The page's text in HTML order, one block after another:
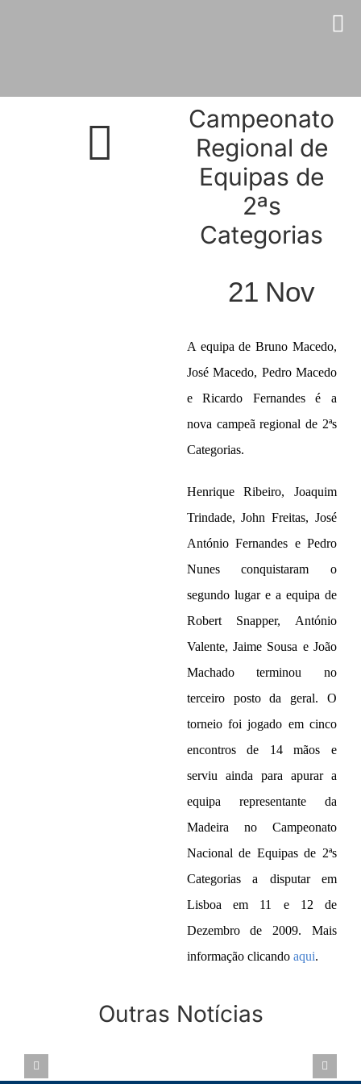
Campeonato
Regional de
Equipas de
2ªs
Categorias
21 Nov
A equipa de Bruno Macedo,
José Macedo, Pedro Macedo
e Ricardo Fernandes é a
nova campeã regional de 2ªs
Categorias.
Henrique Ribeiro, Joaquim
Trindade, John Freitas, José
António Fernandes e Pedro
Nunes conquistaram o
segundo lugar e a equipa de
Robert Snapper, António
Valente, Jaime Sousa e João
Machado terminou no
terceiro posto da geral. O
torneio foi jogado em cinco
encontros de 14 mãos e
serviu ainda para apurar a
equipa representante da
Madeira no Campeonato
Nacional de Equipas de 2ªs
Categorias a disputar em
Lisboa em 11 e 12 de
Dezembro de 2009. Mais
informação clicando aqui.
Outras Notícias
REGIONAL
ETAPA 1 –
CAMPEONATO
GERAL
19.OUT.2022